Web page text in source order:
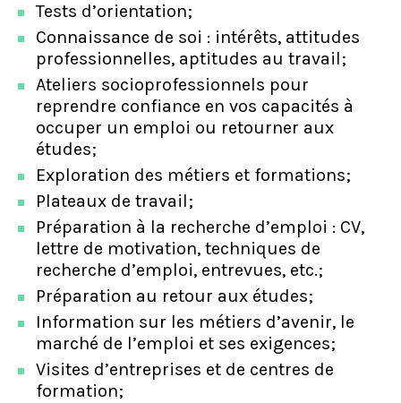
Tests d’orientation;
Connaissance de soi : intérêts, attitudes
professionnelles, aptitudes au travail;
Ateliers socioprofessionnels pour
reprendre confiance en vos capacités à
occuper un emploi ou retourner aux
études;
Exploration des métiers et formations;
Plateaux de travail;
Préparation à la recherche d’emploi : CV,
lettre de motivation, techniques de
recherche d’emploi, entrevues, etc.;
Préparation au retour aux études;
Information sur les métiers d’avenir, le
marché de l’emploi et ses exigences;
Visites d’entreprises et de centres de
formation;